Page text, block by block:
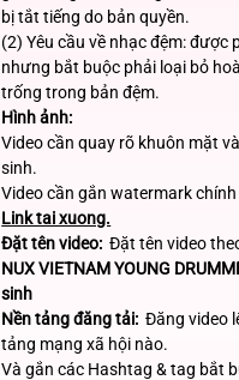
bị tắt tiếng do bản quyền.
(2) Yêu cầu về nhạc đệm: được
nhưng bắt buộc phải loại bỏ
trống trong bản đệm.
Hình ảnh:
Video cần quay rõ khuôn mặt
sinh.
Video cần gắn watermark
Link tai xuong.
Đặt tên video:Đặt tên video
NUX VIETNAM YOUNG
sinh
Nền tảng đăng tải:Đăng video
tảng mạng xã hội nào.
Và gắn các Hashtag & tag bắt